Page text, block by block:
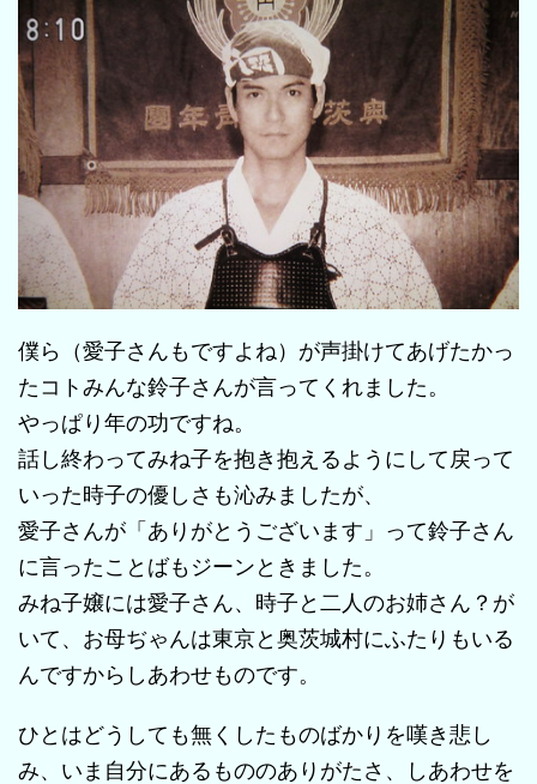
僕ら（愛子さんもですよね）が声掛けてあげたかっ
たコトみんな鈴子さんが言ってくれました。
やっぱり年の功ですね。
話し終わってみね子を抱き抱えるようにして戻って
いった時子の優しさも沁みましたが、
愛子さんが「ありがとうございます」って鈴子さん
に言ったことばもジーンときました。
みね子嬢には愛子さん、時子と二人のお姉さん？が
いて、お母ぢゃんは東京と奥茨城村にふたりもいる
んですからしあわせものです。
ひとはどうしても無くしたものばかりを嘆き悲し
み、いま自分にあるもののありがたさ、しあわせを